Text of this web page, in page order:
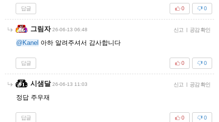
답글 0
0
그림자 26-06-13 06:48 신고 | 공감 확인
@Kanel 아하 알려주셔서 감사합니다
답글 0
0
시샘달 26-06-13 11:03 신고 | 공감 확인
정답 주우재
답글 0
0